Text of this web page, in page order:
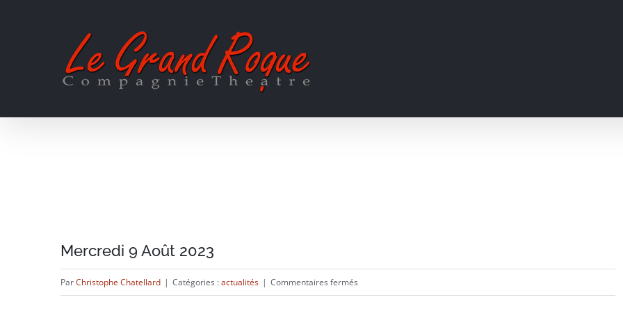
Mercredi 9 Août 2023
ParChristophe Chatellard | Catégories :actualités | Commentaires fermés